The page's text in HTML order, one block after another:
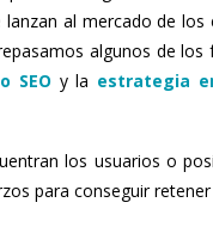
al mercado de
algunos de los
SEO y la estrategia
los usuarios o
para conseguir